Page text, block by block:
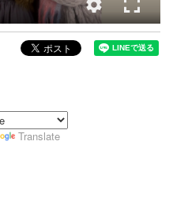
Translate